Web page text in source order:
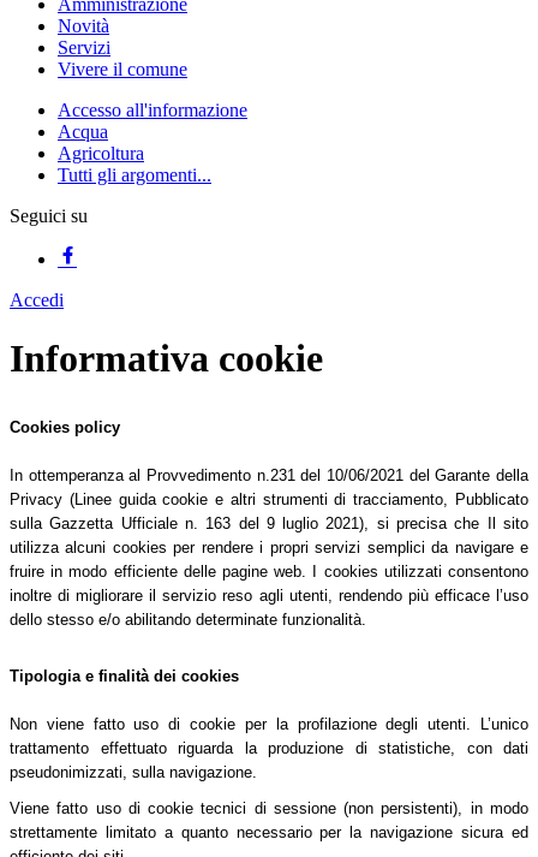
Amministrazione
Novità
Servizi
Vivere il comune
Accesso all'informazione
Acqua
Agricoltura
Tutti gli argomenti...
Seguici su
Accedi
Informativa cookie
Cookies policy
In ottemperanza al Provvedimento n.231 del 10/06/2021 del Garante della
Privacy (Linee guida cookie e altri strumenti di tracciamento, Pubblicato
sulla Gazzetta Ufficiale n. 163 del 9 luglio 2021), si precisa che Il sito
utilizza alcuni cookies per rendere i propri servizi semplici da navigare e
fruire in modo efficiente delle pagine web. I cookies utilizzati consentono
inoltre di migliorare il servizio reso agli utenti, rendendo più efficace l’uso
dello stesso e/o abilitando determinate funzionalità.
Tipologia e finalità dei cookies
Non viene fatto uso di cookie per la profilazione degli utenti. L’unico
trattamento effettuato riguarda la produzione di statistiche, con dati
pseudonimizzati, sulla navigazione.
Viene fatto uso di cookie tecnici di sessione (non persistenti), in modo
strettamente limitato a quanto necessario per la navigazione sicura ed